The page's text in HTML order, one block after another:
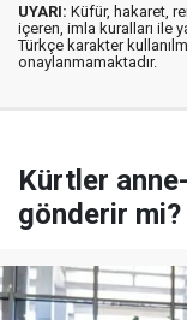
UYARI: Küfür, hakaret,
içeren, imla kuralları ile
Türkçe karakter
onaylanmamaktadır.
Kürtler
gönderir mi?